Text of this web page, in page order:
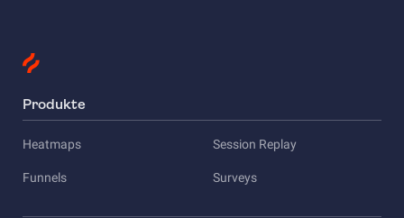
Produkte
Heatmaps Session Replay
Funnels Surveys